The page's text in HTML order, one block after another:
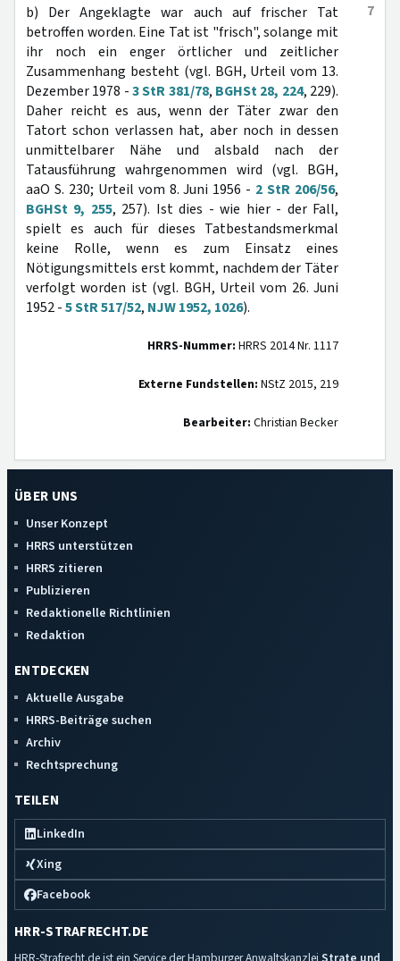
7
b) Der Angeklagte war auch auf frischer Tat
betroffen worden. Eine Tat ist "frisch", solange mit
ihr noch ein enger örtlicher und zeitlicher
Zusammenhang besteht (vgl. BGH, Urteil vom 13.
Dezember 1978 -3 StR 381/78, BGHSt 28, 224, 229).
Daher reicht es aus, wenn der Täter zwar den
Tatort schon verlassen hat, aber noch in dessen
unmittelbarer Nähe und alsbald nach der
Tatausführung wahrgenommen wird (vgl. BGH,
aaO S. 230; Urteil vom 8. Juni 1956 - 2 StR 206/56,
BGHSt 9, 255, 257). Ist dies - wie hier - der Fall,
spielt es auch für dieses Tatbestandsmerkmal
keine Rolle, wenn es zum Einsatz eines
Nötigungsmittels erst kommt, nachdem der Täter
verfolgt worden ist (vgl. BGH, Urteil vom 26. Juni
1952 -5 StR 517/52, NJW 1952, 1026).
HRRS-Nummer: HRRS 2014 Nr. 1117
Externe Fundstellen: NStZ 2015, 219
Bearbeiter: Christian Becker
ÜBER UNS
Unser Konzept
HRRS unterstützen
HRRS zitieren
Publizieren
Redaktionelle Richtlinien
Redaktion
ENTDECKEN
Aktuelle Ausgabe
HRRS-Beiträge suchen
Archiv
Rechtsprechung
TEILEN
LinkedIn
Xing
Facebook
HRR-STRAFRECHT.DE